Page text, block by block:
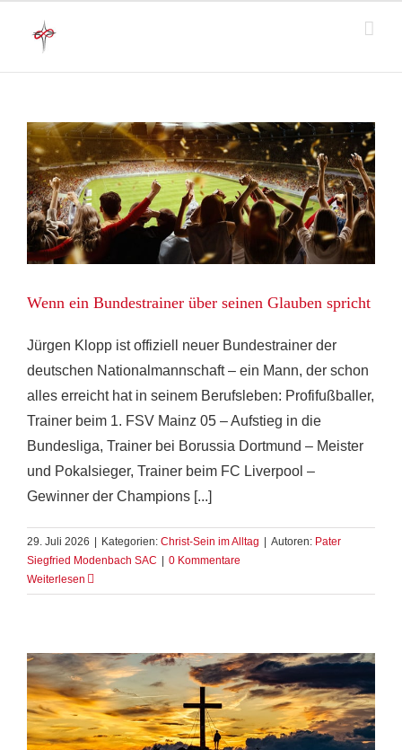
Inhalt
Wenn ein Bundestrainer über seinen Glauben spricht
Jürgen Klopp ist offiziell neuer Bundestrainer der
deutschen Nationalmannschaft – ein Mann, der schon
alles erreicht hat in seinem Berufsleben: Profifußballer,
Trainer beim 1. FSV Mainz 05 – Aufstieg in die
Bundesliga, Trainer bei Borussia Dortmund – Meister
und Pokalsieger, Trainer beim FC Liverpool –
Gewinner der Champions [...]
29. Juli 2026 | Kategorien: Christ-Sein im Alltag | Autoren: Pater
Siegfried Modenbach SAC | 0 Kommentare
Weiterlesen